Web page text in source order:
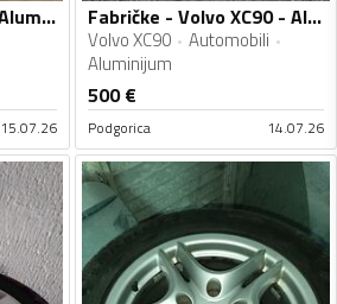
Fabričke - AUDI Q5 - Aluminijum felne
15.07.26
Fabričke - Volvo XC90 - Aluminijum felne
Volvo XC90
Automobili
Aluminijum
500€
Podgorica 14.07.26